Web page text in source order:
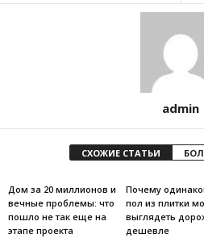
admin
СХОЖИЕ СТАТЬИ
Дом за 20 миллионов и
вечные проблемы: что
пошло не так еще на
этапе проекта
Почему
пол из плитки
выглядеть
дешевле